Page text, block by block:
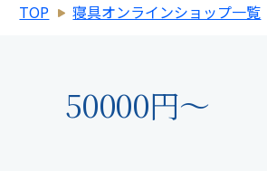
TOP 寝具オンラインショップ一覧
50000円～